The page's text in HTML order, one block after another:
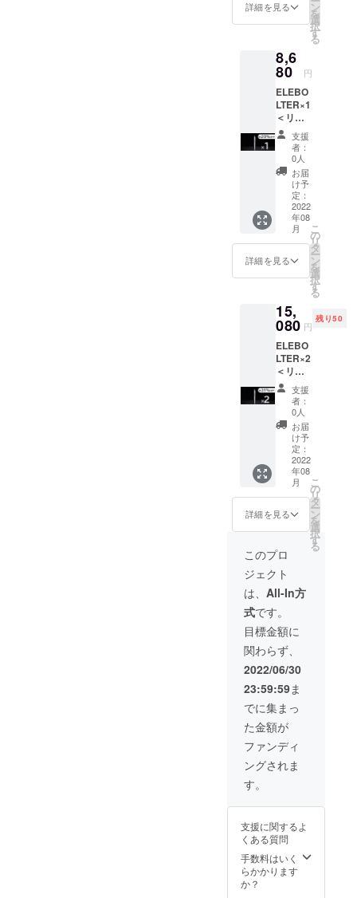
円 ※ご
の供給
状況、
製造工
程上の
都合等
により
出荷時
期が遅
れる場
合があ
りま
す。
（常用
タイプ
32種
■日本語
取扱説
明書×1
■USB充
電ケー
ブル ×1
ーーー
ーーー
ーーー
※送料込
み、税
込 ※一
般販売
予定価
10,880
円 ※ご
の供給
状況、
製造工
程上の
都合等
により
出荷時
期が遅
れる場
合があ
りま
す。
詳細を見る ン
を
選
択
す
る
8,6
80 円
ELEBO
LTER×1
＜リ
ターン
内容＞
■ELEB
OLTER
本体
×1 ■収
納ケー
ス×1 ■
ビット
セット
（常用
タイプ
32種
■日本語
取扱説
明書×1
■USB充
電ケー
ブル ×1
ーーー
ーーー
ーーー
※送料込
み、税
込 ※一
般販売
予定価
10,880
円 ※ご
用部材
の供給
状況、
製造工
程上の
都合等
により
出荷時
期が遅
れる場
合があ
りま
す。
支援
者：
0人
お届
け予
定：
2022
年08
月
詳細を見る
こ
の
リ
タ
ー
ン
を
選
択
す
る
15,
080 円
残り50
ELEBO
LTER×2
＜リ
ターン
内容＞
■ELEB
OLTER
本体×2
■収納
ケース
×2 ■
ビット
セット
（常用
タイプ
32種
類）×2
■日本語
取扱説
明書×2
■USB充
電ケー
ブル ×2
ーーー
ーーー
ーーー
※送料込
み、税
込 ※一
般販売
予定価
格
21,760
円 ※ご
用部材
状況、
製造工
程上の
都合等
により
支援
者：
0人
お届
け予
定：
2022
年08
月
詳細を見る
こ
の
リ
タ
ー
ン
を
選
択
す
る
このプロ
ジェクト
は、 All-In方
式です。
目標金額に
関わらず、
2022/06/30
23:59:59ま
でに集まっ
た金額が
ファンディ
ングされま
す。
支援に関するよ
くある質問
手数料はいく
らかかります
か？